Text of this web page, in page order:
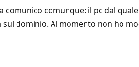
comunque: il pc dal
dominio. Al momento non ho